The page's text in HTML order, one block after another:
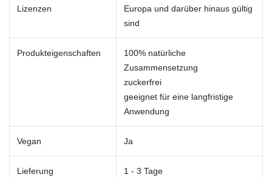
Lizenzen
Europa und darüber hinaus gültig
sind
Produkteigenschaften
100% natürliche
Zusammensetzung
zuckerfrei
geeignet für eine langfristige
Anwendung
Vegan Ja
Lieferung 1 - 3 Tage